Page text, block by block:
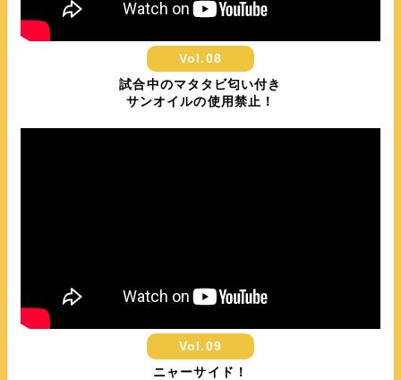
Vol.08
試合中のマタタビ匂い付き
サンオイルの使用禁止！
Vol.09
ニャーサイド！